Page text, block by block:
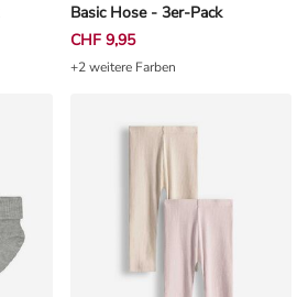
Basic Hose - 3er-Pack
CHF 9,95
+2 weitere Farben